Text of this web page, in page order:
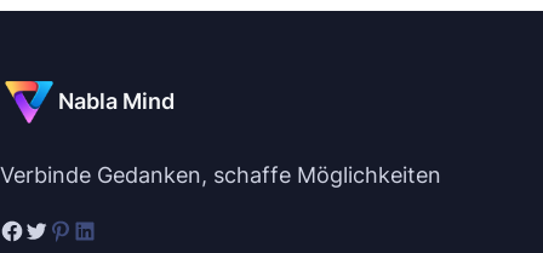
Nabla Mind
Verbinde Gedanken, schaffe Möglichkeiten